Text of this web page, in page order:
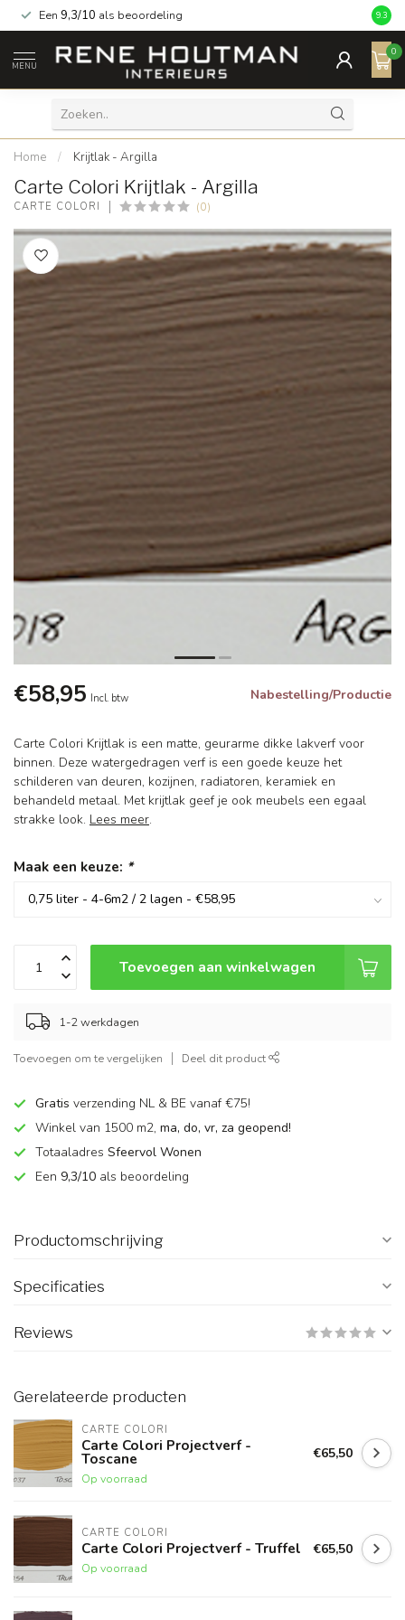
Een 9,3/10 als beoordeling 9.3
MENU
0
Home / Krijtlak - Argilla
Carte Colori Krijtlak - Argilla
CARTE COLORI (0)
€58,95 Incl. btw Nabestelling/Productie
Carte Colori Krijtlak is een matte, geurarme dikke lakverf voor
binnen. Deze watergedragen verf is een goede keuze het
schilderen van deuren, kozijnen, radiatoren, keramiek en
behandeld metaal. Met krijtlak geef je ook meubels een egaal
strakke look. Lees meer.
Maak een keuze: *
Toevoegen aan winkelwagen
1-2 werkdagen
Toevoegen om te vergelijken Deel dit product
Gratis verzending NL & BE vanaf €75!
Winkel van 1500 m2, ma, do, vr, za geopend!
Totaaladres Sfeervol Wonen
Een 9,3/10 als beoordeling
Productomschrijving
Specificaties
Reviews
Gerelateerde producten
CARTE COLORI
Carte Colori Projectverf -
Toscane
Op voorraad
€65,50
CARTE COLORI
Carte Colori Projectverf - Truffel
Op voorraad
€65,50